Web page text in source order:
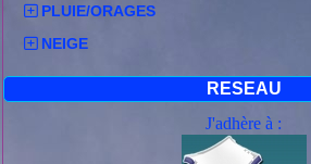
PLUIE/ORAGES
NEIGE
RESEAU
J'adhère à :